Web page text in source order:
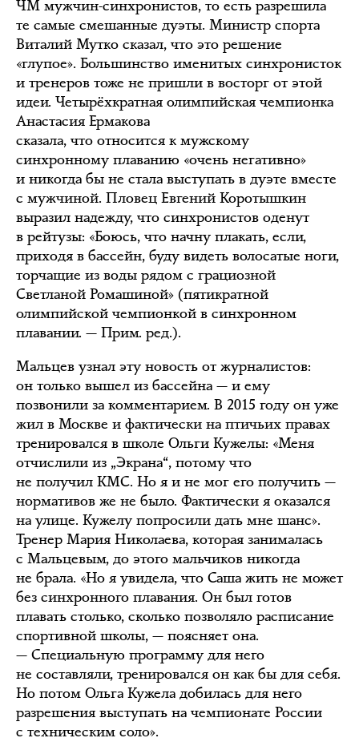
ЧМ мужчин-синхронистов, то есть разрешила
те самые смешанные дуэты. Министр спорта
Виталий Мутко сказал, что это решение
«глупое». Большинство именитых синхронисток
и тренеров тоже не пришли в восторг от этой
идеи. Четырёхкратная олимпийская чемпионка
Анастасия Ермакова
сказала, что относится к мужскому
синхронному плаванию «очень негативно»
и никогда бы не стала выступать в дуэте вместе
с мужчиной. Пловец Евгений Коротышкин
выразил надежду, что синхронистов оденут
в рейтузы: «Боюсь, что начну плакать, если,
приходя в бассейн, буду видеть волосатые ноги,
торчащие из воды рядом с грациозной
Светланой Ромашиной» (пятикратной
олимпийской чемпионкой в синхронном
плавании. — Прим. ред.).
Мальцев узнал эту новость от журналистов:
он только вышел из бассейна — и ему
позвонили за комментарием. В 2015 году он уже
жил в Москве и фактически на птичьих правах
тренировался в школе Ольги Кужелы: «Меня
отчислили из „Экрана“, потому что
не получил КМС. Но я и не мог его получить —
нормативов же не было. Фактически я оказался
на улице. Кужелу попросили дать мне шанс».
Тренер Мария Николаева, которая занималась
с Мальцевым, до этого мальчиков никогда
не брала. «Но я увидела, что Саша жить не может
без синхронного плавания. Он был готов
плавать столько, сколько позволяло расписание
спортивной школы, — поясняет она.
— Специальную программу для него
не составляли, тренировался он как бы для себя.
Но потом Ольга Кужела добилась для него
разрешения выступать на чемпионате России
с техническим соло».